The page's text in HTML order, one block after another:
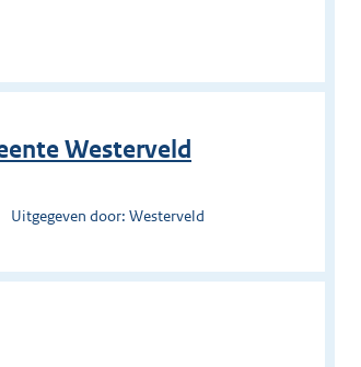
Westerveld
Uitgegeven door: Westerveld